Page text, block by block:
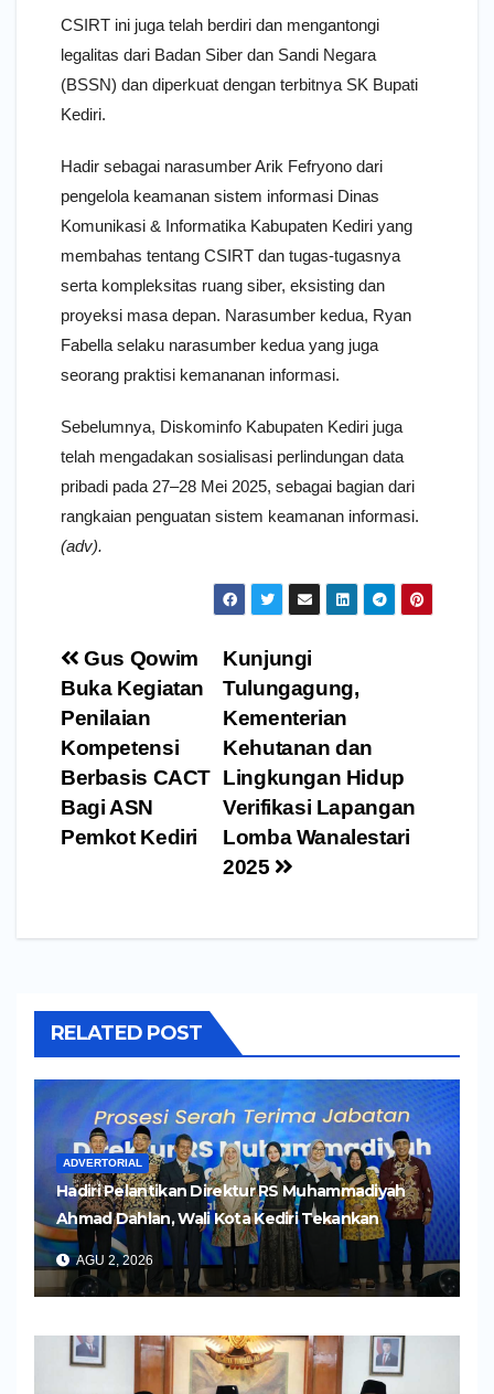
CSIRT ini juga telah berdiri dan mengantongi
legalitas dari Badan Siber dan Sandi Negara
(BSSN) dan diperkuat dengan terbitnya SK Bupati
Kediri.
Hadir sebagai narasumber Arik Fefryono dari
pengelola keamanan sistem informasi Dinas
Komunikasi & Informatika Kabupaten Kediri yang
membahas tentang CSIRT dan tugas-tugasnya
serta kompleksitas ruang siber, eksisting dan
proyeksi masa depan. Narasumber kedua, Ryan
Fabella selaku narasumber kedua yang juga
seorang praktisi kemananan informasi.
Sebelumnya, Diskominfo Kabupaten Kediri juga
telah mengadakan sosialisasi perlindungan data
pribadi pada 27–28 Mei 2025, sebagai bagian dari
rangkaian penguatan sistem keamanan informasi.
(adv).
Navigasi
pos
Kunjungi
Tulungagung,
Kementerian
Kehutanan dan
Lingkungan Hidup
Verifikasi Lapangan
Lomba Wanalestari
2025
Gus Qowim
Buka Kegiatan
Penilaian
Kompetensi
Berbasis CACT
Bagi ASN
Pemkot Kediri
RELATED POST
ADVERTORIAL
Hadiri Pelantikan Direktur RS Muhammadiyah
Ahmad Dahlan, Wali Kota Kediri Tekankan
Pelayanan Kesehatan yang Humanis
AGU 2, 2026